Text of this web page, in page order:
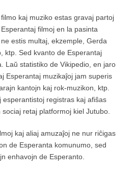
kaj muziko estas gravaj partoj
filmoj en la pasinta
estis multaj, ekzemple, Gerda
ktp. Sed kvanto de Esperantaj
Laŭ statistiko de Vikipedio, en jaro
Esperantaj muzikaĵoj jam superis
kantojn kaj rok-muzikon, ktp.
esperantistoj registras kaj afiŝas
retaj platformoj kiel Jutubo.
kaj aliaj amuzaĵoj ne nur riĉigas
de Esperanta komunumo, sed
enhavojn de Esperanto.